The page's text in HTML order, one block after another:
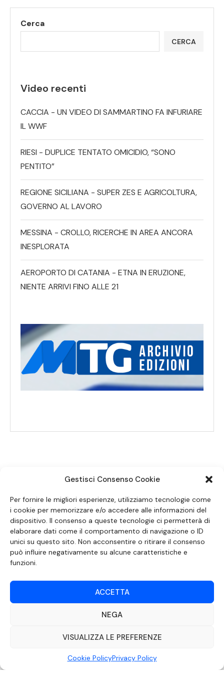
Gestisci Consenso Cookie
Per fornire le migliori esperienze, utilizziamo tecnologie come
i cookie per memorizzare e/o accedere alle informazioni del
dispositivo. Il consenso a queste tecnologie ci permetterà di
elaborare dati come il comportamento di navigazione o ID
unici su questo sito. Non acconsentire o ritirare il consenso
può influire negativamente su alcune caratteristiche e
funzioni.
ACCETTA
NEGA
VISUALIZZA LE PREFERENZE
Cookie PolicyPrivacy Policy
Cerca
CERCA
Video recenti
CACCIA - UN VIDEO DI SAMMARTINO FA INFURIARE
IL WWF
RIESI - DUPLICE TENTATO OMICIDIO, “SONO
PENTITO”
REGIONE SICILIANA - SUPER ZES E AGRICOLTURA,
GOVERNO AL LAVORO
MESSINA - CROLLO, RICERCHE IN AREA ANCORA
INESPLORATA
AEROPORTO DI CATANIA - ETNA IN ERUZIONE,
NIENTE ARRIVI FINO ALLE 21
SEGUICI SUI SOCIAL
DOCUMENTO REDATTO AI SENSI DELL’ART. 6 DEL DECRETO DEL MINISTRO
AUTOREGOLAMENTAZIONE IN MATERIA DI ATTUAZIONE DEL PRINCIPIO DEL
©2022 Video Mediterraneo – Realizzato da
Tutti i diritti riservati |